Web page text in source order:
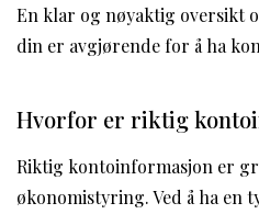
En klar og nøyaktig oversikt
din er avgjørende for å ha
Hvorfor er riktig
Riktig kontoinformasjon er
økonomistyring. Ved å ha en